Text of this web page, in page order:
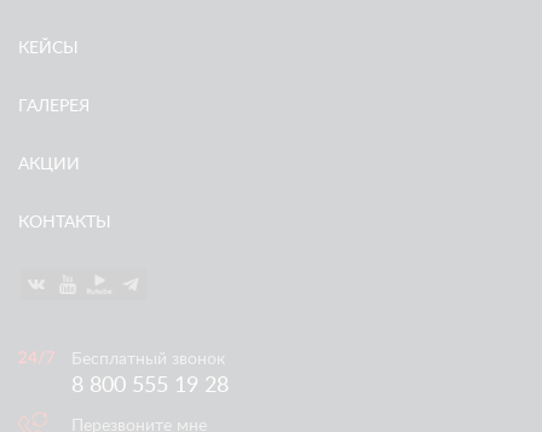
КЕЙСЫ
ГАЛЕРЕЯ
АКЦИИ
КОНТАКТЫ
Бесплатный звонок
8 800 555 19 28
Перезвоните мне